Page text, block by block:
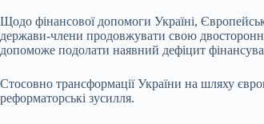
Щодо фінансової допомоги Україні,
держави-члени продовжувати свою
допоможе подолати наявний дефіцит
Стосовно трансформації України на шляху
реформаторські зусилля.